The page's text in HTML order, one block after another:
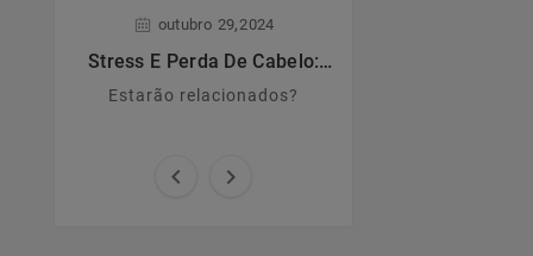
outubro 29, 2024
Stress E Perda De Cabelo:
Estarão relacionados?
 